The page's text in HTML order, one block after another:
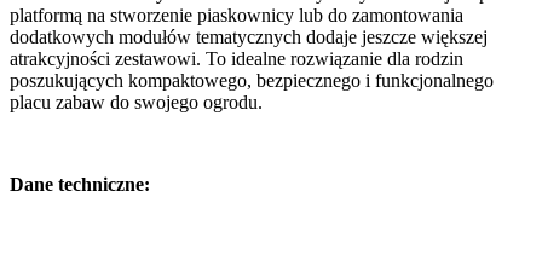
platformą na stworzenie piaskownicy lub do zamontowania
dodatkowych modułów tematycznych dodaje jeszcze większej
atrakcyjności zestawowi. To idealne rozwiązanie dla rodzin
poszukujących kompaktowego, bezpiecznego i funkcjonalnego
placu zabaw do swojego ogrodu.
Dane techniczne: